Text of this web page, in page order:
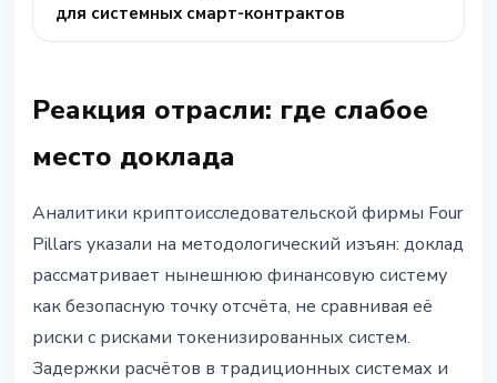
для системных смарт-контрактов
Реакция отрасли: где слабое
место доклада
Аналитики криптоисследовательской фирмы Four
Pillars указали на методологический изъян: доклад
рассматривает нынешнюю финансовую систему
как безопасную точку отсчёта, не сравнивая её
риски с рисками токенизированных систем.
Задержки расчётов в традиционных системах и